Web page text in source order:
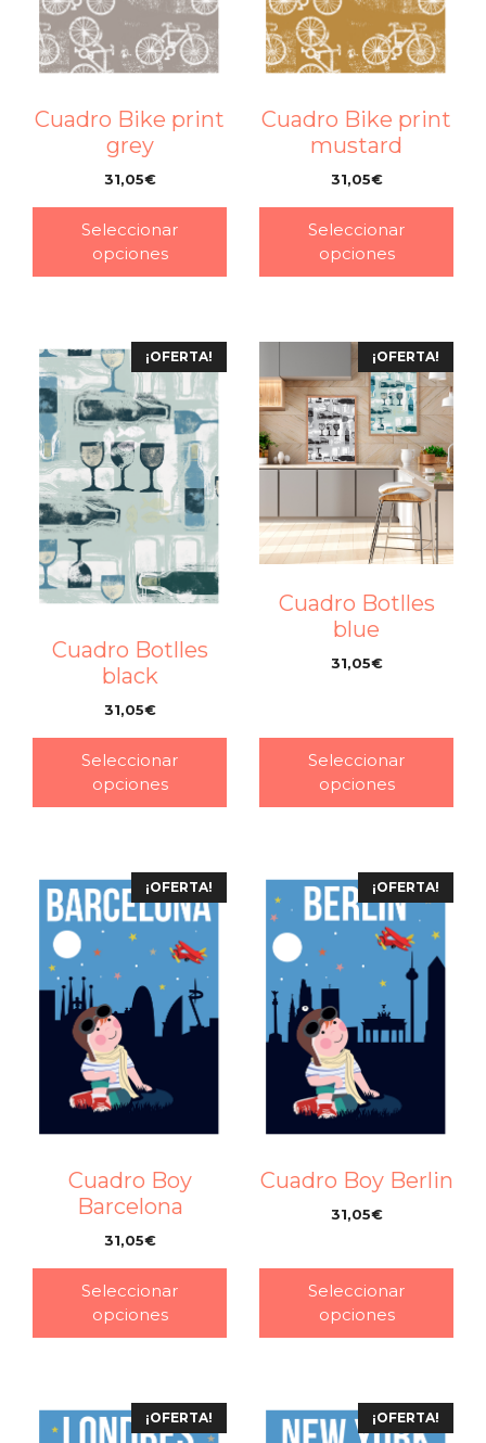
Cuadro Bike print
grey
31,05€
Seleccionar
opciones
Cuadro Bike print
mustard
31,05€
Seleccionar
opciones
¡OFERTA!
Cuadro Botlles
black
31,05€
Seleccionar
opciones
¡OFERTA!
Cuadro Botlles
blue
31,05€
Seleccionar
opciones
¡OFERTA!
Cuadro Boy
Barcelona
31,05€
Seleccionar
opciones
¡OFERTA!
Cuadro Boy Berlin
31,05€
Seleccionar
opciones
¡OFERTA! ¡OFERTA!